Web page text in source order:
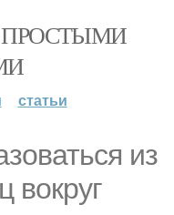
ПРОСТЫМИ
статьи
из
вокруг